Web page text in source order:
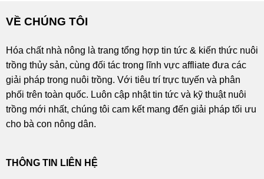
VỀ CHÚNG TÔI
Hóa chất nhà nông là trang tổng hợp tin tức & kiến thức nuôi
trồng thủy sản, cùng đối tác trong lĩnh vực affliate đưa các
giải pháp trong nuôi trồng. Với tiêu trí trực tuyến và phân
phối trên toàn quốc. Luôn cập nhật tin tức và kỹ thuật nuôi
trồng mới nhất, chúng tôi cam kết mang đến giải pháp tối ưu
cho bà con nông dân.
THÔNG TIN LIÊN HỆ